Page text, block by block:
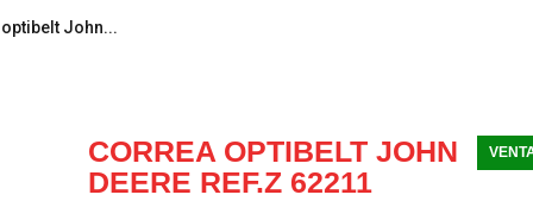
John...
CORREA OPTIBELT JOHN
DEERE REF.Z 62211